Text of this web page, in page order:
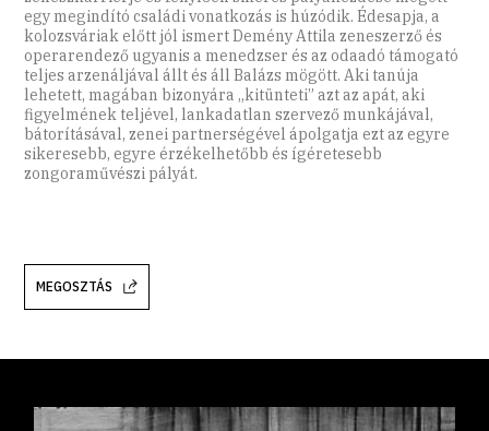
egy megindító családi vonatkozás is húzódik. Édesapja, a
kolozsváriak előtt jól ismert Demény Attila zeneszerző és
operarendező ugyanis a menedzser és az odaadó támogató
teljes arzenáljával állt és áll Balázs mögött. Aki tanúja
lehetett, magában bizonyára „kitünteti” azt az apát, aki
figyelmének teljével, lankadatlan szervező munkájával,
bátorításával, zenei partnerségével ápolgatja ezt az egyre
sikeresebb, egyre érzékelhetőbb és ígéretesebb
zongoraművészi pályát.
MEGOSZTÁS